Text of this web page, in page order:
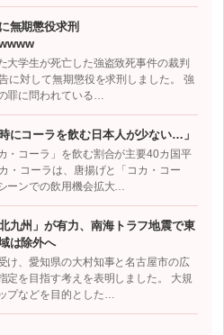
無期懲役求刑
大学生が死亡した強盗致死事件の裁判
に対して無期懲役を求刑しました。 強
罪に問われている…
にコーラを飲む日本人が少ない…」
・コーラ」を飲む割合が主要40カ国平
・コーラは、唐揚げと「コカ・コー
ーンでの飲用機会拡大…
九州」が有力、南海トラフ地震で東
は除外へ
け、愛知県の大村知事と名古屋市の広
定を目指す考えを表明しました。 大規
プなどを目的とした…